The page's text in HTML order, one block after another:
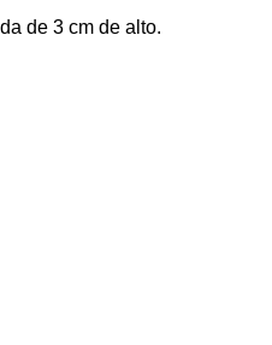
de 3 cm de alto.